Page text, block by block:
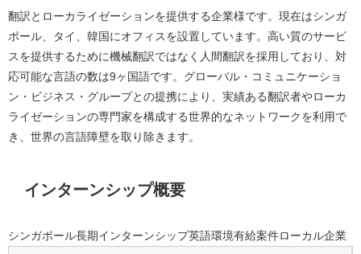
翻訳とローカライゼーションを提供する企業様です。現在はシンガ
ポール、タイ、韓国にオフィスを設置しています。高い質のサービ
スを提供するために機械翻訳ではなく人間翻訳を採用しており、対
応可能な言語の数は9ヶ国語です。グローバル・コミュニケーショ
ン・ビジネス・グループとの提携により、実績ある翻訳者やローカ
ライゼーションの専門家を構成する世界的なネットワークを利用で
き、世界の言語障壁を取り除きます。
インターンシップ概要
シンガポール長期インターンシップ英語環境有給案件ローカル企業